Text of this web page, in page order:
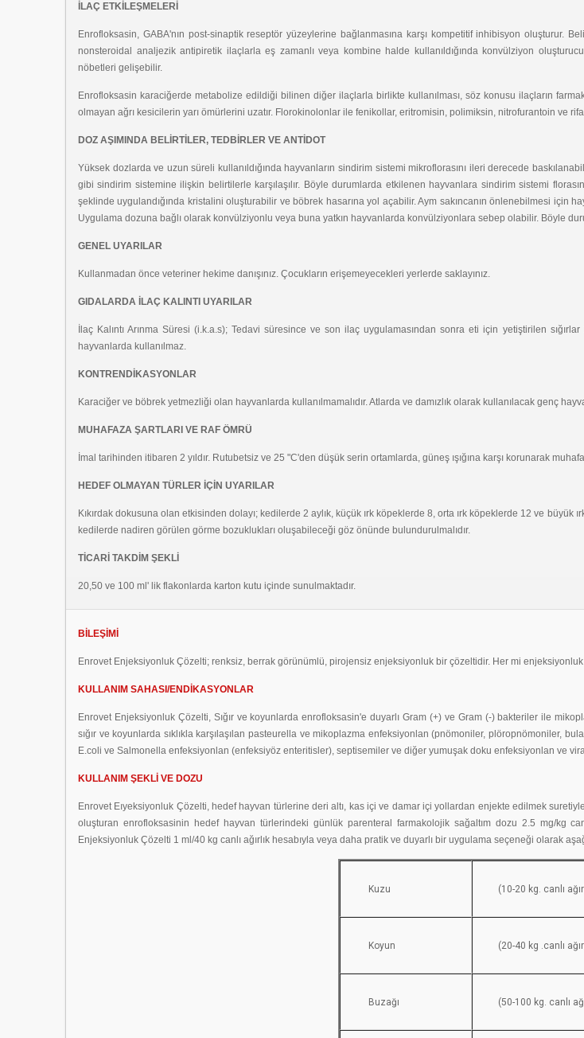
İLAÇ ETKİLEŞMELERİ
Enrofloksasin, GABA'nın post-sinaptik reseptör yüzeylerine bağlanmasına karşı kompetitif inhibisyon
nonsteroidal analjezik antipiretik ilaçlarla eş zamanlı veya kombine halde kullanıldığında konvülziyon
nöbetleri gelişebilir.
Enrofloksasin karaciğerde metabolize edildiği bilinen diğer ilaçlarla birlikte kullanılması, söz konusu ilaçların
olmayan ağrı kesicilerin yarı ömürlerini uzatır. Florokinolonlar ile fenikollar, eritromisin, polimiksin, nitrofurantoin ve
DOZ AŞIMINDA BELİRTİLER, TEDBİRLER VE ANTİDOT
Yüksek dozlarda ve uzun süreli kullanıldığında hayvanların sindirim sistemi mikroflorasını ileri derecede
gibi sindirim sistemine ilişkin belirtilerle karşılaşılır. Böyle durumlarda etkilenen hayvanlara sindirim sistemi
şeklinde uygulandığında kristalini oluşturabilir ve böbrek hasarına yol açabilir. Aym sakıncanın önlenebilmesi için
Uygulama dozuna bağlı olarak konvülziyonlu veya buna yatkın hayvanlarda konvülziyonlara sebep olabilir. Böyle
GENEL UYARILAR
Kullanmadan önce veteriner hekime danışınız. Çocukların erişemeyecekleri yerlerde saklayınız.
GIDALARDA İLAÇ KALINTI UYARILAR
İlaç Kalıntı Arınma Süresi (i.k.a.s); Tedavi süresince ve son ilaç uygulamasından sonra eti için yetiştirilen
hayvanlarda kullanılmaz.
KONTRENDİKASYONLAR
Karaciğer ve böbrek yetmezliği olan hayvanlarda kullanılmamalıdır. Atlarda ve damızlık olarak kullanılacak genç
MUHAFAZA ŞARTLARI VE RAF ÖMRÜ
İmal tarihinden itibaren 2 yıldır. Rutubetsiz ve 25 "C'den düşük serin ortamlarda, güneş ışığına karşı korunarak
HEDEF OLMAYAN TÜRLER İÇİN UYARILAR
Kıkırdak dokusuna olan etkisinden dolayı; kedilerde 2 aylık, küçük ırk köpeklerde 8, orta ırk köpeklerde 12 ve
kedilerde nadiren görülen görme bozuklukları oluşabileceği göz önünde bulundurulmalıdır.
TİCARİ TAKDİM ŞEKLİ
20,50 ve 100 ml' lik flakonlarda karton kutu içinde sunulmaktadır.
BİLEŞİMİ
Enrovet Enjeksiyonluk Çözelti; renksiz, berrak görünümlü, pirojensiz enjeksiyonluk bir çözeltidir. Her mi
KULLANIM SAHASI/ENDİKASYONLAR
Enrovet Enjeksiyonluk Çözelti, Sığır ve koyunlarda enrofloksasin'e duyarlı Gram (+) ve Gram (-) bakteriler ile
sığır ve koyunlarda sıklıkla karşılaşılan pasteurella ve mikoplazma enfeksiyonlan (pnömoniler, plöropnömoniler,
E.coli ve Salmonella enfeksiyonlan (enfeksiyöz enteritisler), septisemiler ve diğer yumuşak doku enfeksiyonlan ve
KULLANIM ŞEKLİ VE DOZU
Enrovet Eıyeksiyonluk Çözelti, hedef hayvan türlerine deri altı, kas içi ve damar içi yollardan enjekte edilmek
oluşturan enrofloksasinin hedef hayvan türlerindeki günlük parenteral farmakolojik sağaltım dozu 2.5 mg/kg
Enjeksiyonluk Çözelti 1 ml/40 kg canlı ağırlık hesabıyla veya daha pratik ve duyarlı bir uygulama seçeneği olarak
Kuzu (10-20 kg. canlı
Koyun (20-40 kg .canlı
Buzağı (50-100 kg. canlı